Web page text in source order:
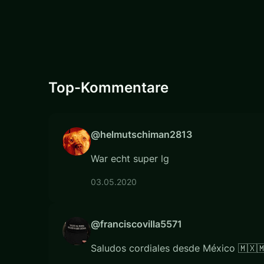
Top-Kommentare
@helmutschiman2813
War echt super lg
03.05.2020
@franciscovilla5571
Saludos cordiales desde México